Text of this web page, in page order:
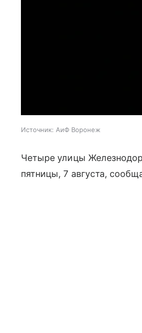
Источник: АиФ Воронеж
Четыре улицы
пятницы, 7 августа,